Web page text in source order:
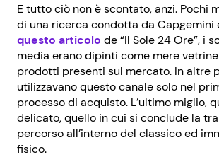
E tutto ciò non è scontato, anzi. Pochi
di una ricerca condotta da Capgemini
questo articolo de “Il Sole 24 Ore”, i
media erano dipinti come mere
prodotti presenti sul mercato. In altre
utilizzavano questo canale solo nel
processo di acquisto. L’ultimo miglio,
delicato, quello in cui si conclude la
percorso all’interno del classico ed
fisico.